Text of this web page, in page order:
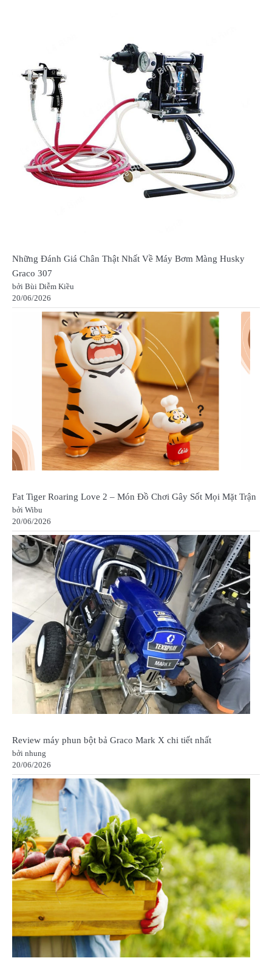
Những Đánh Giá Chân Thật Nhất Về Máy Bơm Màng Husky
Graco 307
bởi Bùi Diễm Kiều
20/06/2026
Fat Tiger Roaring Love 2 – Món Đồ Chơi Gây Sốt Mọi Mặt Trận
bởi Wibu
20/06/2026
Review máy phun bột bả Graco Mark X chi tiết nhất
bởi nhung
20/06/2026